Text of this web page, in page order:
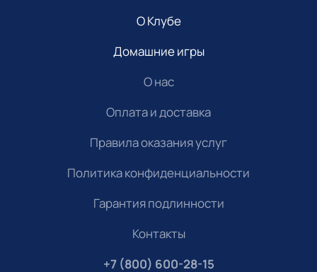
О Клубе
Домашние игры
О нас
Оплата и доставка
Правила оказания услуг
Политика конфиденциальности
Гарантия подлинности
Контакты
+7 (800) 600-28-15